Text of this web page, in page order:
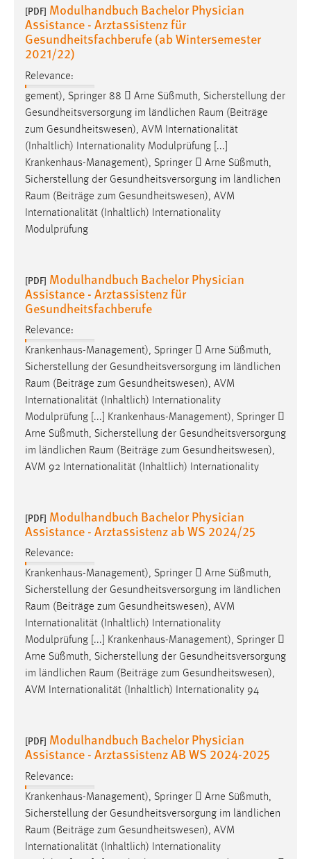
[PDF] Modulhandbuch Bachelor Physician
Assistance - Arztassistenz für
Gesundheitsfachberufe (ab Wintersemester
2021/22)
Relevance:
gement), Springer 88  Arne Süßmuth, Sicherstellung der
Gesundheitsversorgung im ländlichen Raum (Beiträge
zum Gesundheitswesen), AVM Internationalität
(Inhaltlich) Internationality Modulprüfung [...]
Krankenhaus-Management), Springer  Arne Süßmuth,
Sicherstellung der Gesundheitsversorgung im ländlichen
Raum (Beiträge zum Gesundheitswesen), AVM
Internationalität (Inhaltlich) Internationality
Modulprüfung
[PDF] Modulhandbuch Bachelor Physician
Assistance - Arztassistenz für
Gesundheitsfachberufe
Relevance:
Krankenhaus-Management), Springer  Arne Süßmuth,
Sicherstellung der Gesundheitsversorgung im ländlichen
Raum (Beiträge zum Gesundheitswesen), AVM
Internationalität (Inhaltlich) Internationality
Modulprüfung [...] Krankenhaus-Management), Springer 
Arne Süßmuth, Sicherstellung der Gesundheitsversorgung
im ländlichen Raum (Beiträge zum Gesundheitswesen),
AVM 92 Internationalität (Inhaltlich) Internationality
[PDF] Modulhandbuch Bachelor Physician
Assistance - Arztassistenz ab WS 2024/25
Relevance:
Krankenhaus-Management), Springer  Arne Süßmuth,
Sicherstellung der Gesundheitsversorgung im ländlichen
Raum (Beiträge zum Gesundheitswesen), AVM
Internationalität (Inhaltlich) Internationality
Modulprüfung [...] Krankenhaus-Management), Springer 
Arne Süßmuth, Sicherstellung der Gesundheitsversorgung
im ländlichen Raum (Beiträge zum Gesundheitswesen),
AVM Internationalität (Inhaltlich) Internationality 94
[PDF] Modulhandbuch Bachelor Physician
Assistance - Arztassistenz AB WS 2024-2025
Relevance:
Krankenhaus-Management), Springer  Arne Süßmuth,
Sicherstellung der Gesundheitsversorgung im ländlichen
Raum (Beiträge zum Gesundheitswesen), AVM
Internationalität (Inhaltlich) Internationality